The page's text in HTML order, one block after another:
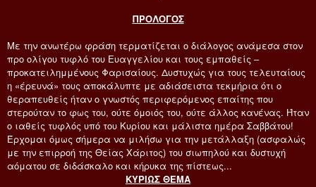
ΠΡΟΛΟΓΟΣ
Με την ανωτέρω φράση τερματίζεται ο διάλογος ανάμεσα στον
προ ολίγου τυφλό του Ευαγγελίου και τους εμπαθείς –
προκατειλημμένους Φαρισαίους. Δυστυχώς για τους τελευταίους
η «έρευνά» τους αποκάλυπτε με αδιάσειστα τεκμήρια ότι ο
θεραπευθείς ήταν ο γνωστός περιφερόμενος επαίτης που
στερούταν το φως του, ούτε όμοιός του, ούτε άλλος κανένας. Ήταν
ο ιαθείς τυφλός υπό του Κυρίου και μάλιστα ημέρα Σαββάτου!
Έρχομαι όμως σήμερα να μιλήσω για την μετάλλαξη (ασφαλώς
με την επιρροή της Θείας Χάριτος) του σιωπηλού και δυστυχή
αόματου σε διδάσκαλο και κήρυκα της πίστεως...
ΚΥΡΙΩΣ ΘΕΜΑ